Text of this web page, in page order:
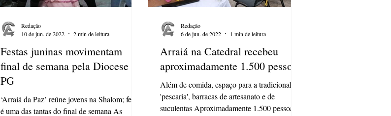
Festas juninas movimentam
final de semana pela Diocese de
PG
‘Arraiá da Paz’ reúne jovens na Shalom; festa
é uma das tantas do final de semana As
Redação
10 de jun. de 2022
2 min de leitura
Arraiá na Catedral recebeu
aproximadamente 1.500 pessoas
Além de comida, espaço para a tradicional
'pescaria', barracas de artesanato e de
suculentas Aproximadamente 1.500 pessoas
Redação
6 de jun. de 2022
1 min de leitura